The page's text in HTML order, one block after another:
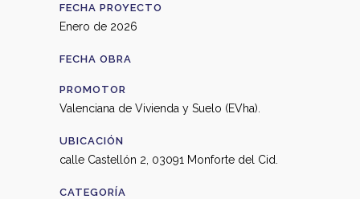
FECHA PROYECTO
Enero de 2026
FECHA OBRA
PROMOTOR
Valenciana de Vivienda y Suelo (EVha).
UBICACIÓN
calle Castellón 2, 03091 Monforte del Cid.
CATEGORÍA